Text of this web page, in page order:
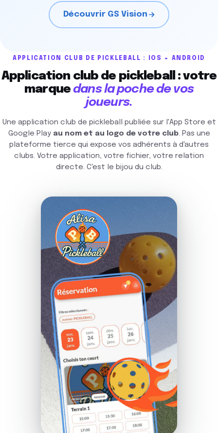
Découvrir GS Vision
APPLICATION CLUB DE PICKLEBALL : IOS + ANDROID
Application club de pickleball : votre
marquedans la poche de vos
joueurs.
Une application club de pickleball publiée sur l'App Store et
Google Play au nom et au logo de votre club. Pas une
plateforme tierce qui expose vos adhérents à d'autres
clubs. Votre application, votre fichier, votre relation
directe. C'est le bijou du club.